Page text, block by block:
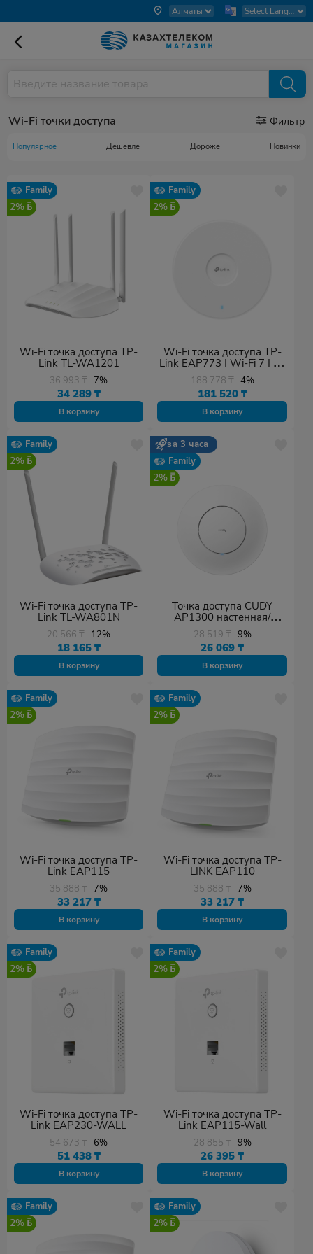
Wi-Fi точки доступа Фильтр
Популярное Дешевле Дороже Новинки
Family
2%
Wi-Fi точка доступа TP-
Link TL-WA1201
36 993₸ -7%
34 289 ₸
В корзину
Family
2%
Wi-Fi точка доступа TP-
Link EAP773 | Wi-Fi 7 | до
9300 Мбит/с
188 778₸ -4%
181 520 ₸
В корзину
Family
2%
Wi-Fi точка доступа TP-
Link TL-WA801N
20 566₸ -12%
18 165 ₸
В корзину
за 3 часа
Family
2%
Точка доступа CUDY
AP1300 настенная/
потолочная
28 519₸ -9%
26 069₸
В корзину
Family
2%
Wi-Fi точка доступа TP-
Link EAP115
35 888₸ -7%
33 217 ₸
В корзину
Family
2%
Wi-Fi точка доступа TP-
LINK EAP110
35 888₸ -7%
33 217₸
В корзину
Family
2%
Wi-Fi точка доступа TP-
Link EAP230-WALL
54 673₸ -6%
51 438 ₸
В корзину
Family
2%
Wi-Fi точка доступа TP-
Link EAP115-Wall
28 855₸ -9%
26 395₸
В корзину
Family
2%
Family
2%